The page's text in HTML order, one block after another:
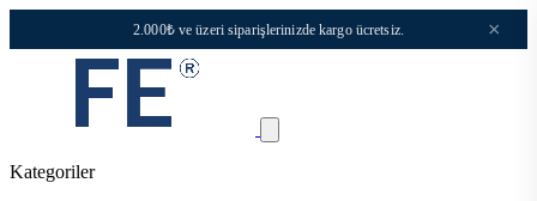
2.000₺ ve üzeri siparişlerinizde kargo ücretsiz. ×
Kategoriler